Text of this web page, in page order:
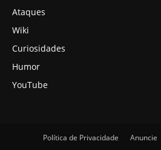
Ataques
Wiki
Curiosidades
Humor
YouTube
Política de Privacidade Anuncie